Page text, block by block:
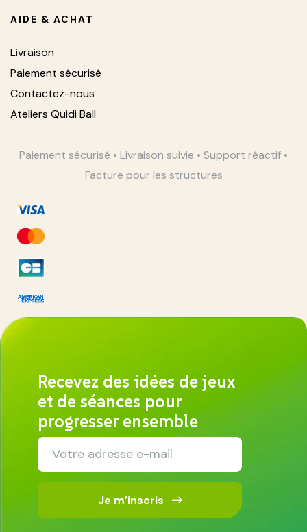
AIDE & ACHAT
Livraison
Paiement sécurisé
Contactez-nous
Ateliers Quidi Ball
Paiement sécurisé • Livraison suivie • Support réactif •
Facture pour les structures
Recevez des idées de jeux
et de séances pour
progresser ensemble
Je m’inscris